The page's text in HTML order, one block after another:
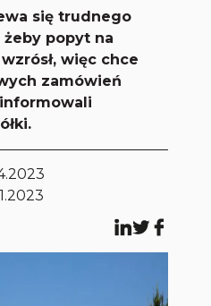
się trudnego
żeby popyt na
więc chce
zamówień